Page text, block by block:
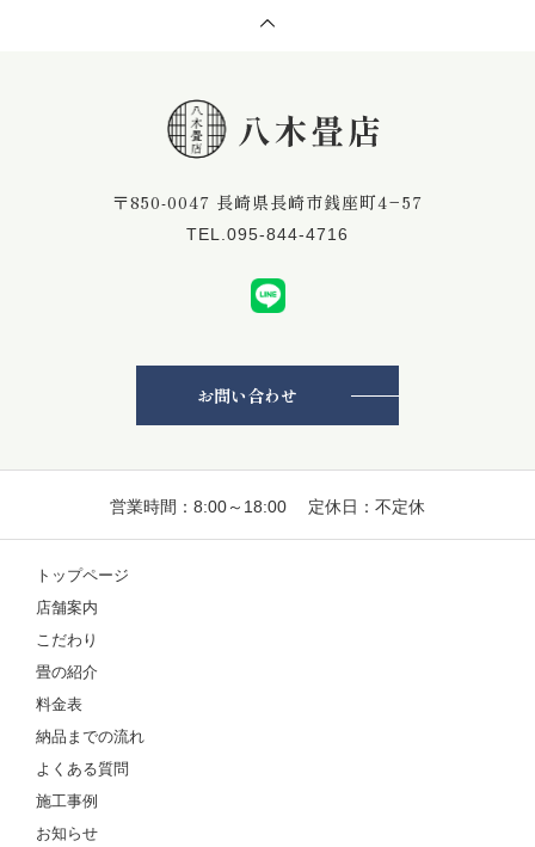
〒850-0047 長崎県長崎市銭座町4−57
TEL.095-844-4716
お問い合わせ
営業時間：8:00～18:00 定休日：不定休
トップページ
店舗案内
こだわり
畳の紹介
料金表
納品までの流れ
よくある質問
施工事例
お知らせ